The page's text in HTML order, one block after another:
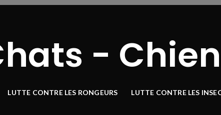
-
LUTTE CONTRE LES RONGEURS LUTTE CONTRE LES